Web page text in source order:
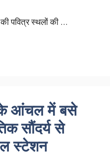
पवित्र स्थलों की …
आंचल में बसे
सौंदर्य से
स्टेशन